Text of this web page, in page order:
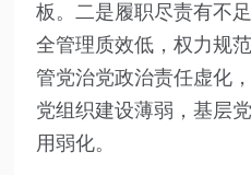
板。二是履职尽责有不
全管理质效低，权力规
管党治党政治责任虚化
党组织建设薄弱，基层
用弱化。